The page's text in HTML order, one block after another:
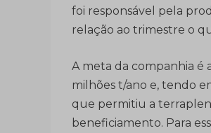
foi responsável pela
relação ao trimestre o
A meta da companhia é
milhões t/ano e, tendo
que permitiu a
beneficiamento. Para